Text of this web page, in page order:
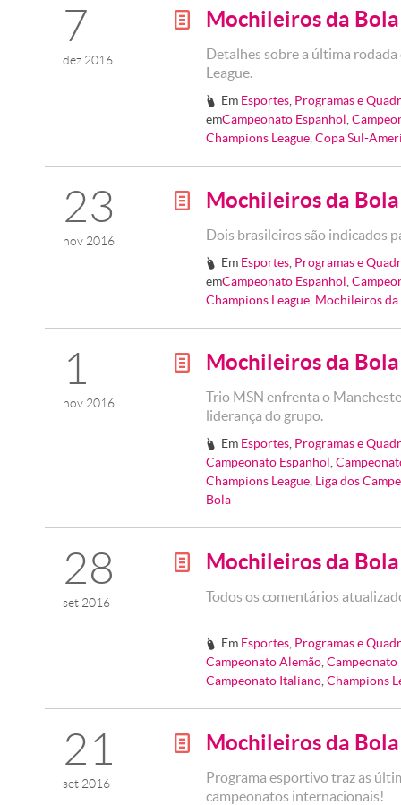
7
dez 2016
g Mochileiros da
Detalhes sobre a última
League.
# Em Esportes Programas e
emCampeonato Espanhol
Champions League Copa Sul-
23
nov 2016
g Mochileiros da
Dois brasileiros são indicados
# Em Esportes Programas e
emCampeonato Espanhol
Champions League Mochileiros da
1
nov 2016
g Mochileiros da
Trio MSN enfrenta o
liderança do grupo.
# Em Esportes Programas e
Campeonato Espanhol
Champions League Liga dos
Bola
28
set 2016
g Mochileiros da
Todos os comentários
# Em Esportes Programas e
Campeonato Alemão Campeonato
Campeonato Italiano Champions
21
set 2016
g Mochileiros da
Programa esportivo traz as
campeonatos internacionais!